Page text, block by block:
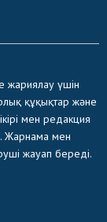
жариялау үшін
құқықтар және
мен редакция
Жарнама мен
жауап береді.